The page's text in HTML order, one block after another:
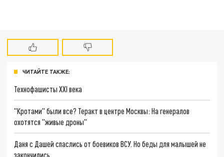
ЧИТАЙТЕ ТАКЖЕ:
Технофашисты XXI века
"Кротами" были все? Теракт в центре Москвы: На генералов
охотятся "живые дроны"
Даня с Дашей спаслись от боевиков ВСУ. Но беды для малышей не
закончились